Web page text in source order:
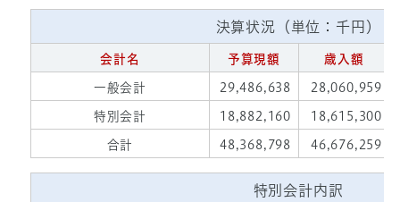
決算状況（単位：千円）
会計名 予算現額 歳入額
一般会計 29,486,638 28,060,959
特別会計 18,882,160 18,615,300
合計 48,368,798 46,676,259
特別会計内訳